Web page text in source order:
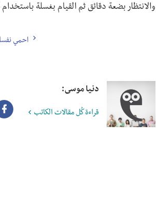
والانتظار بضعة دقائق ثم القيام بغسلة
احمي
دنيا موسى:
قراءة كُل مقالات الكاتب